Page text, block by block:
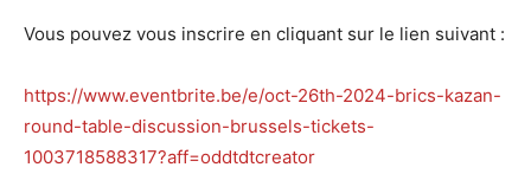
Vous pouvez vous inscrire en cliquant sur le lien suivant :
https://www.eventbrite.be/e/oct-26th-2024-brics-kazan-
round-table-discussion-brussels-tickets-
1003718588317?aff=oddtdtcreator